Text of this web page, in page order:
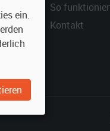
So
Kontakt
ein.